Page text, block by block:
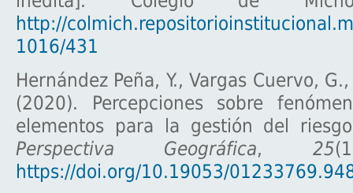
http://
1016/431
Hernández Peña, Y., Vargas Cuervo,
(2020). Percepciones sobre
elementos para la gestión del
Perspectiva Geográfica, 25
https://doi.org/10.19053/